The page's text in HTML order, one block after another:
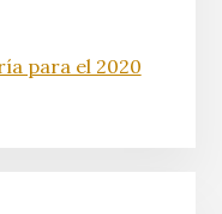
para el 2020